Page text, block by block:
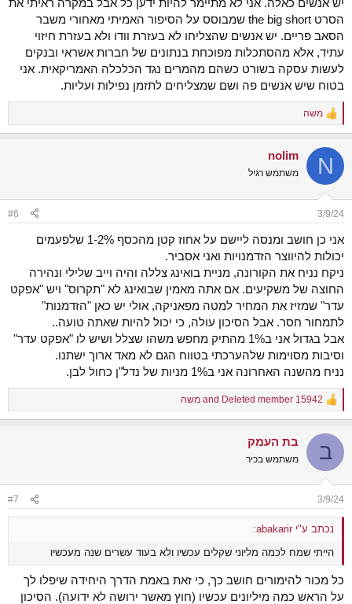
יש אנשים כאלה. אני לא מתיימר להיות ידען כל אבל במקרה ראיתי את
הסרט the big short שמבוסס על הסיפור האמיתי מאחורי משבר
הסאב פריים. יש אנשים שהצליחו לא בעזרת וודו ולא בעזרת חיזוי
עתיד, אלא מהסתכלות מפוכחת בנתונים של חברות אשראי ובנקים
לעשות עסקה בשורט כשהם מהמרים נגד הכלכלה האמריקאית. אני
בטוח שיש אנשים פה ושם שמצליחים לתזמן נפילות ועליות.
R
e
c
i
s
משה
N
nolim
משתמש רגיל
3/9/24
#6
אני כן חושב ומנסה ליישם על אחוז קטן מהכסף 1-2% שלפעמים
יכולות להיווצר הזדמנויות ואני אסביר.
ניקח נניח את הקורונה, מניית בואינג צללה והיה וייב שלילי ונהירה
החוצה של משקיעים. אם אתה מאמין שבואינג לא "תקרוס" ויש "אפקט
עדר" שמזיז את המחיר למטה מפאניקה, אולי יש כאן "הזדמנות"
לתמחור חסר. אבל הסיכון עולה, כי יכול להיות שאתה טועה..
אבל בגדול אני ב1% מהתיק מחפש משהו שצלל ושיש לו "אפקט עדר"
וסיבות מסוימות שלהערכתי בטווח הגם לא מאד ארוך ישתנו.
נניח מהשנה האחרונה אני ב1% מניות של נדל"ן כחול לבן.
R
e
c
i
s
:
Deleted member 15942 משה
ב בת העמק
משתמש בכיר
3/9/24
#7
נכתב ע"י abakarir:
הייתי שמח לכמה מליוני שקלים עכשיו ולא בעוד עשרים שנה מעכשיו
כל מכור להימורים חושב כך, כי זאת באמת הדרך היחידה שיפלו לך
על הראש כמה מיליונים עכשיו (חוץ מאשר ירושה לא ידועה). הסיכון